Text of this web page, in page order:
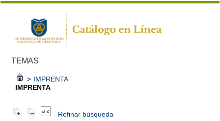
TEMAS
> IMPRENTA
IMPRENTA
Refinar búsqueda